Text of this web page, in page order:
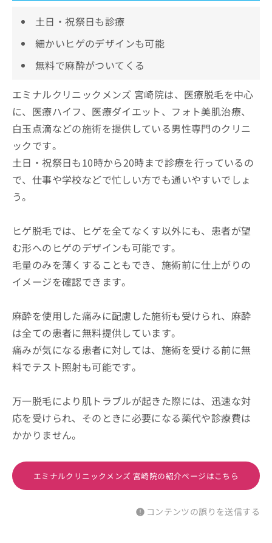
土日・祝祭日も診療
細かいヒゲのデザインも可能
無料で麻酔がついてくる
エミナルクリニックメンズ 宮崎院は、医療脱毛を中心
に、医療ハイフ、医療ダイエット、フォト美肌治療、
白玉点滴などの施術を提供している男性専門のクリニ
ックです。
土日・祝祭日も10時から20時まで診療を行っているの
で、仕事や学校などで忙しい方でも通いやすいでしょ
う。
ヒゲ脱毛では、ヒゲを全てなくす以外にも、患者が望
む形へのヒゲのデザインも可能です。
毛量のみを薄くすることもでき、施術前に仕上がりの
イメージを確認できます。
麻酔を使用した痛みに配慮した施術も受けられ、麻酔
は全ての患者に無料提供しています。
痛みが気になる患者に対しては、施術を受ける前に無
料でテスト照射も可能です。
万一脱毛により肌トラブルが起きた際には、迅速な対
応を受けられ、そのときに必要になる薬代や診療費は
かかりません。
エミナルクリニックメンズ 宮崎院の紹介ページはこちら
コンテンツの誤りを送信する